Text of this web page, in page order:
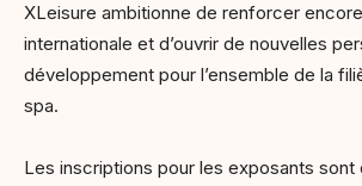
XLeisure ambitionne de renforcer
internationale et d’ouvrir de nouvelles
développement pour l’ensemble de la
spa.
Les inscriptions pour les exposants sont